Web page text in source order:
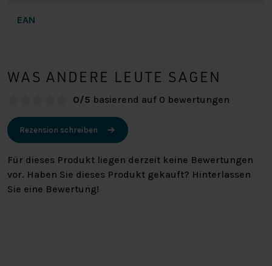
EAN
WAS ANDERE LEUTE SAGEN
0/5 basierend auf 0 bewertungen
Rezension schreiben
Für dieses Produkt liegen derzeit keine Bewertungen
vor. Haben Sie dieses Produkt gekauft? Hinterlassen
Sie eine Bewertung!